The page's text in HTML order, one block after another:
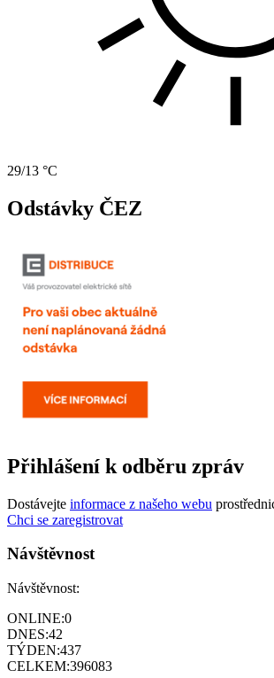
29/13 °C
Odstávky ČEZ
Přihlášení k odběru zpráv
Dostávejte informace z našeho webu
Chci se zaregistrovat
Návštěvnost
Návštěvnost:
ONLINE:0
DNES:42
TÝDEN:437
CELKEM:396083